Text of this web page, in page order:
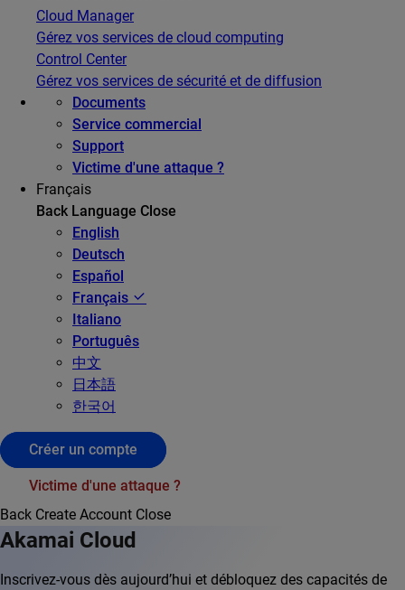
Cloud Manager
Gérez vos services de cloud computing
Control Center
Gérez vos services de sécurité et de diffusion
Documents
Service commercial
Support
Victime d'une attaque ?
Français
Back Language Close
English
Deutsch
Español
Français
Italiano
Português
中文
日本語
한국어
Créer un compte
Victime d'une attaque ?
Back Create Account Close
Akamai Cloud
Inscrivez-vous dès aujourd’hui et débloquez des capacités de